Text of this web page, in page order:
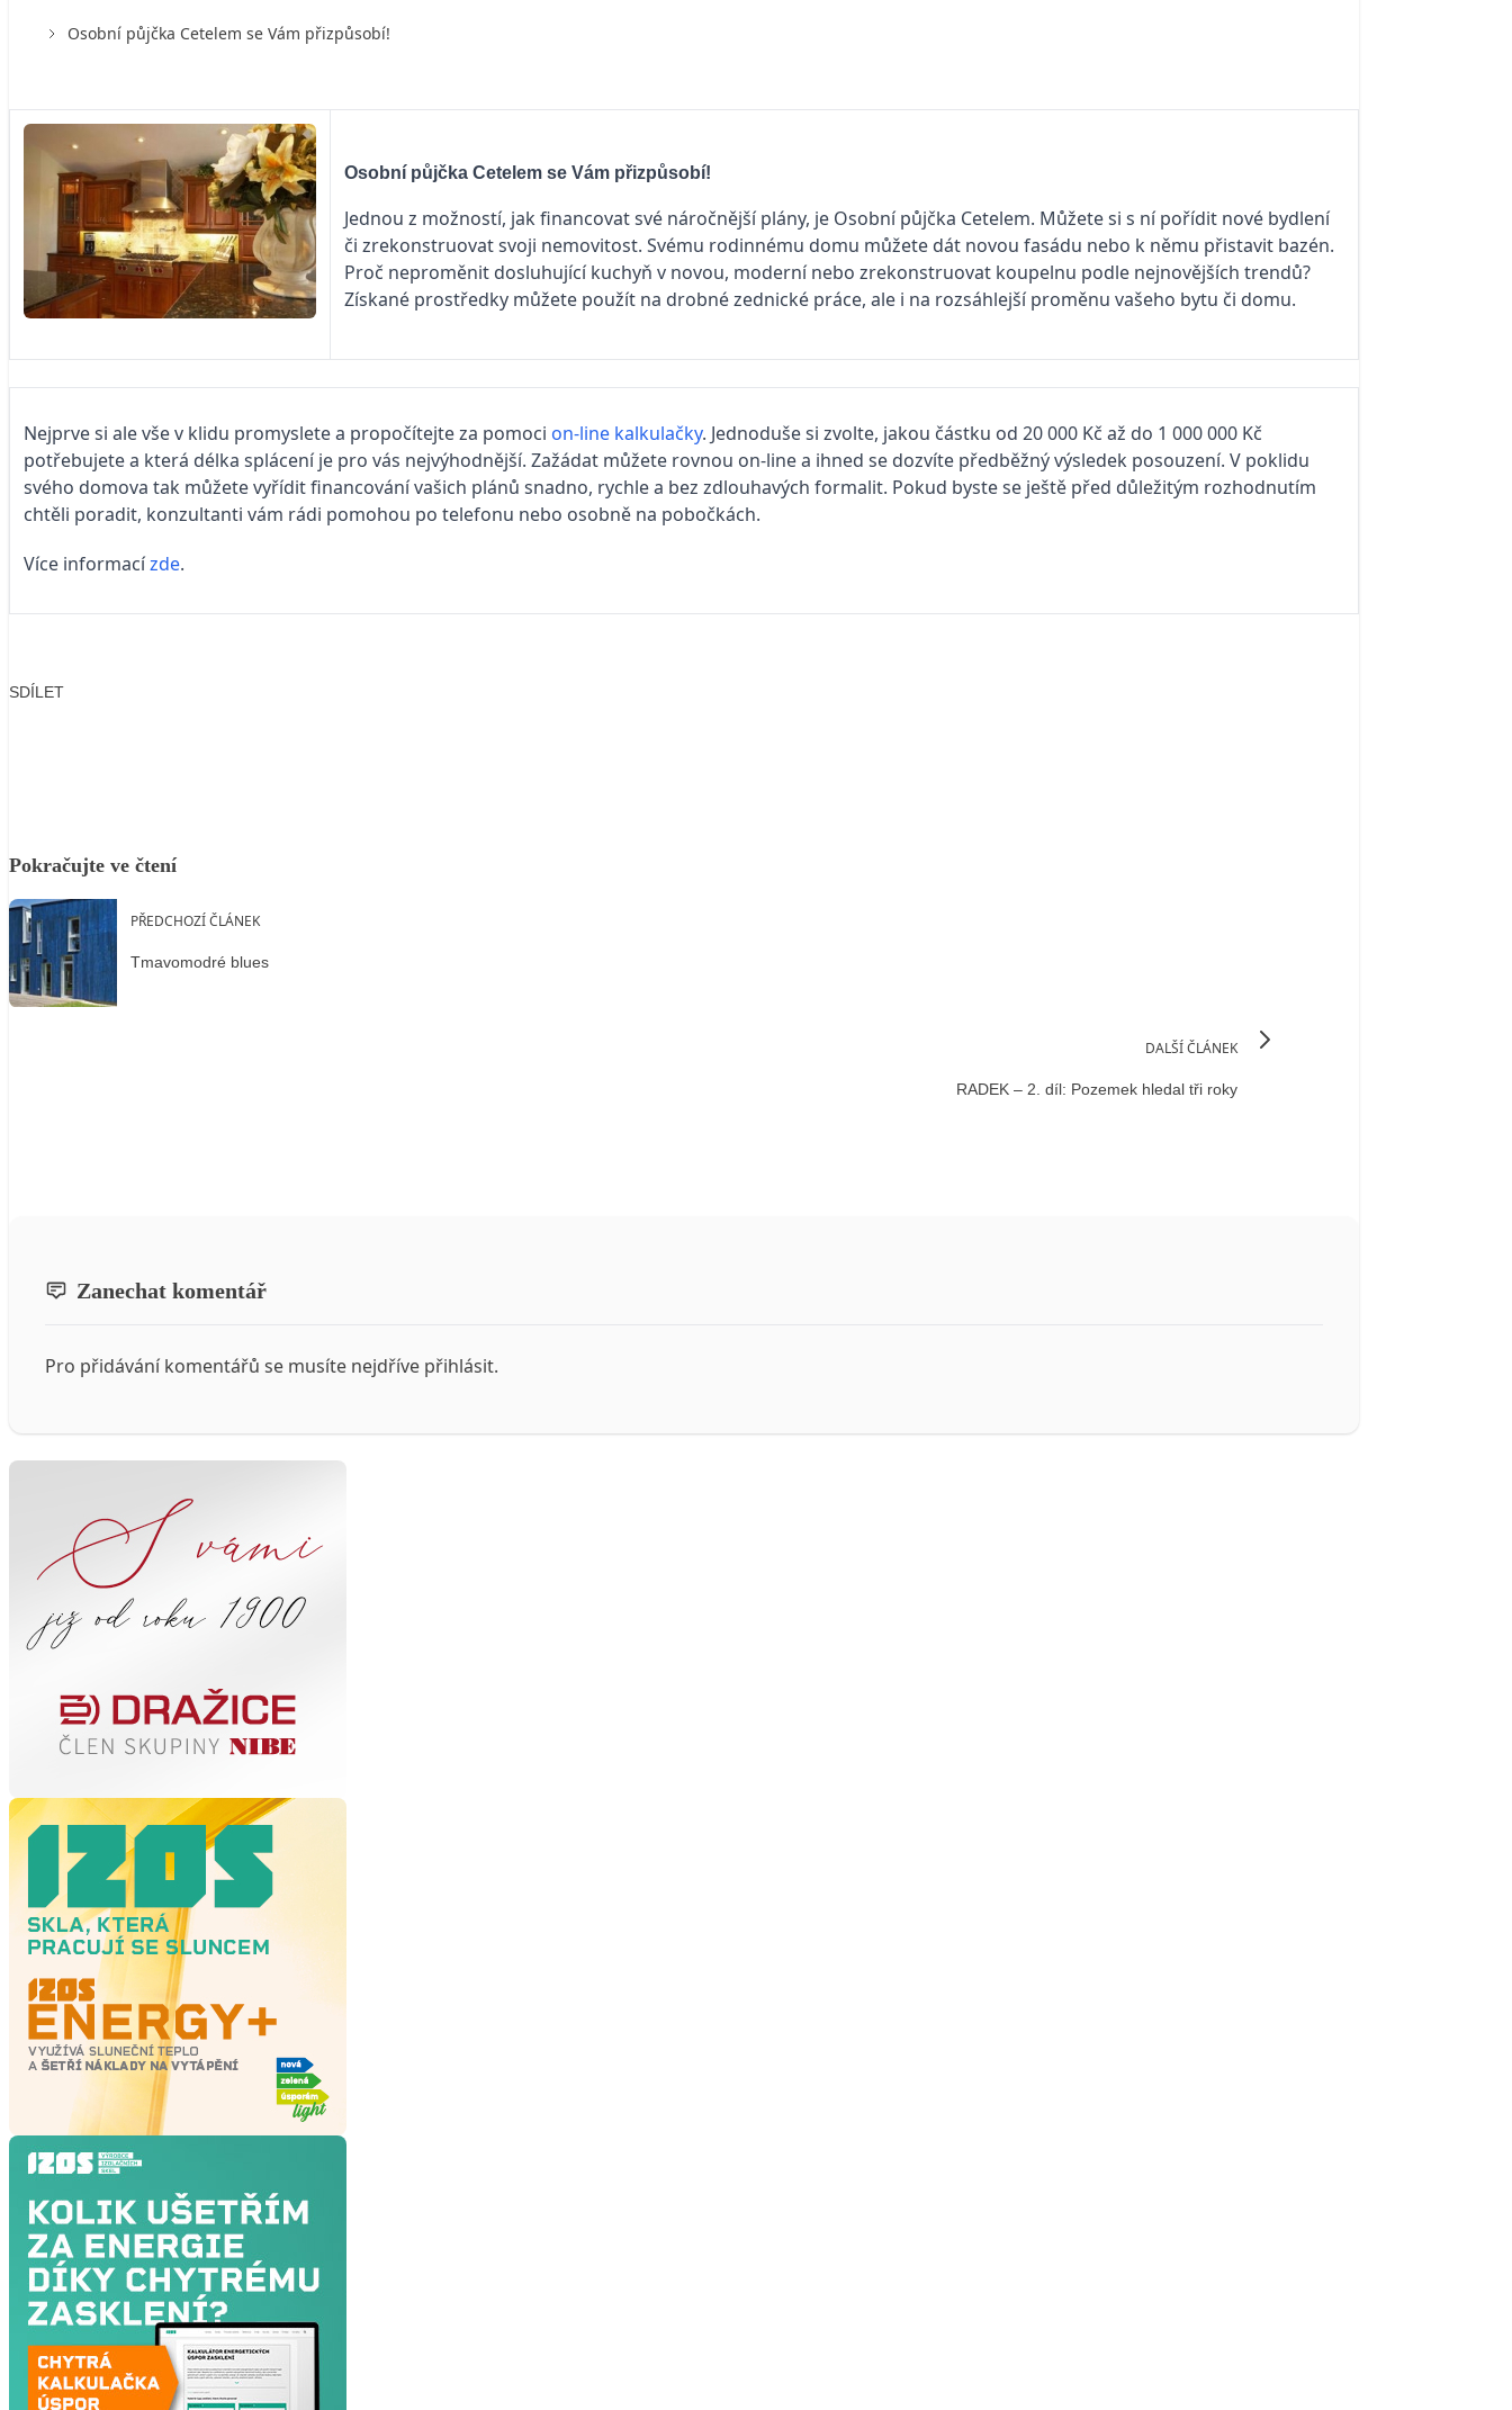
Osobní půjčka Cetelem se Vám přizpůsobí!
Osobní půjčka Cetelem se Vám přizpůsobí!
Jednou z možností, jak financovat své náročnější plány, je Osobní půjčka Cetelem. Můžete si s ní pořídit nové bydlení
či zrekonstruovat svoji nemovitost. Svému rodinnému domu můžete dát novou fasádu nebo k němu přistavit bazén.
Proč neproměnit dosluhující kuchyň v novou, moderní nebo zrekonstruovat koupelnu podle nejnovějších trendů?
Získané prostředky můžete použít na drobné zednické práce, ale i na rozsáhlejší proměnu vašeho bytu či domu.
Nejprve si ale vše v klidu promyslete a propočítejte za pomoci on-line kalkulačky. Jednoduše si zvolte, jakou částku od 20 000 Kč až do 1 000 000 Kč
potřebujete a která délka splácení je pro vás nejvýhodnější. Zažádat můžete rovnou on-line a ihned se dozvíte předběžný výsledek posouzení. V poklidu
svého domova tak můžete vyřídit financování vašich plánů snadno, rychle a bez zdlouhavých formalit. Pokud byste se ještě před důležitým rozhodnutím
chtěli poradit, konzultanti vám rádi pomohou po telefonu nebo osobně na pobočkách.
Více informacízde.
SDÍLET
Pokračujte ve čtení
PŘEDCHOZÍ ČLÁNEK
Tmavomodré blues
DALŠÍ ČLÁNEK
RADEK – 2. díl: Pozemek hledal tři roky
Zanechat komentář
Pro přidávání komentářů se musíte nejdříve přihlásit.